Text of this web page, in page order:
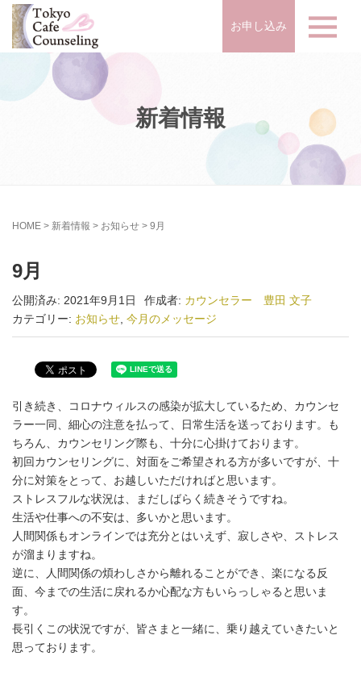
お申し込み
新着情報
HOME > 新着情報 > お知らせ > 9月
9月
公開済み: 2021年9月1日 作成者: カウンセラー 豊田 文子
カテゴリー: お知らせ 今月のメッセージ
引き続き、コロナウィルスの感染が拡大しているため、カウンセ
ラー一同、細心の注意を払って、日常生活を送っております。も
ちろん、カウンセリング際も、十分に心掛けております。
初回カウンセリングに、対面をご希望される方が多いですが、十
分に対策をとって、お越しいただければと思います。
ストレスフルな状況は、まだしばらく続きそうですね。
生活や仕事への不安は、多いかと思います。
人間関係もオンラインでは充分とはいえず、寂しさや、ストレス
が溜まりますね。
逆に、人間関係の煩わしさから離れることができ、楽になる反
面、今までの生活に戻れるか心配な方もいらっしゃると思いま
す。
長引くこの状況ですが、皆さまと一緒に、乗り越えていきたいと
思っております。